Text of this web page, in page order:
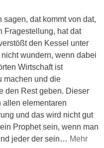
sagen, dat kommt von dat,
Fragestellung, hat dat
den Kessel unter
wundern, wenn dabei
Wirtschaft ist
machen und die
den Rest geben. Dieser
allen elementaren
und das wird nicht gut
Prophet sein, wenn man
jeder der sein… Mehr